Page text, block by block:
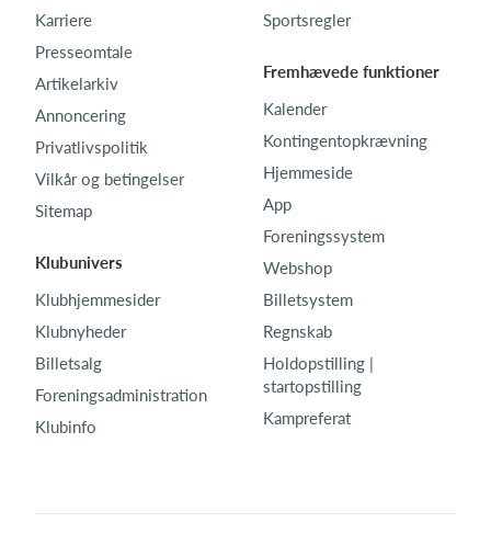
Karriere
Presseomtale
Artikelarkiv
Annoncering
Privatlivspolitik
Vilkår og betingelser
Sitemap
Klubunivers
Klubhjemmesider
Klubnyheder
Billetsalg
Foreningsadministration
Klubinfo
Sportsregler
Fremhævede funktioner
Kalender
Kontingentopkrævning
Hjemmeside
App
Foreningssystem
Webshop
Billetsystem
Regnskab
Holdopstilling |
startopstilling
Kampreferat